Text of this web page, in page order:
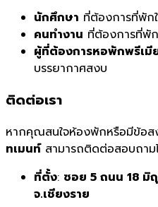
นักศึกษา ที่ต้องการที่พัก
คนทำงาน ที่ต้องการที่พั
ผู้ที่ต้องการหอพักพรีเมี
บรรยากาศสงบ
ติดต่อเรา
หากคุณสนใจห้องพักหรือมีข้อส
ทเมนท์สามารถติดต่อสอบถาม
ที่ตั้ง: ซอย 5 ถนน 18 มิ
จ.เชียงราย